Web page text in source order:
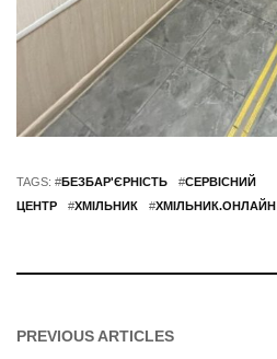
TAGS: #БЕЗБАР'ЄРНІСТЬ #СЕРВІСНИЙ
ЦЕНТР
#ХМІЛЬНИК #ХМІЛЬНИК.ОНЛАЙН
PREVIOUS ARTICLES